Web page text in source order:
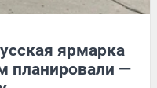
ярмарка
планировали —